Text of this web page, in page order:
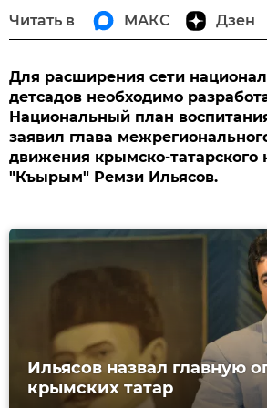
Читать в МАКС Дзен
Для расширения сети
детсадов необходимо
Национальный план
заявил глава
движения крымско-татарского
"Къырым" Ремзи Ильясов.
Ильясов назвал главную
крымских татар